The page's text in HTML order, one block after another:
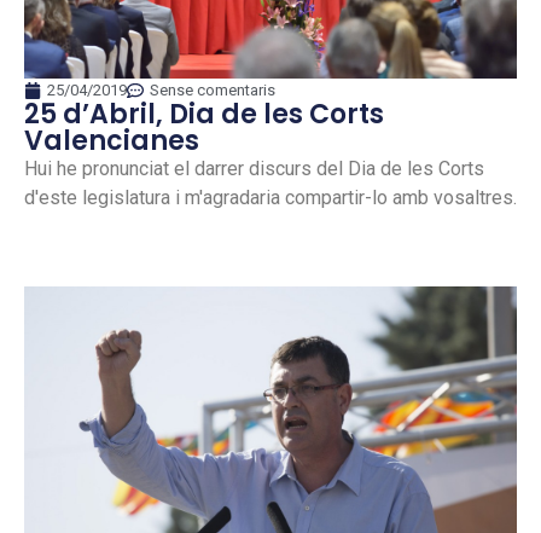
25/04/2019 Sense comentaris
25 d’Abril, Dia de les Corts
Valencianes
Hui he pronunciat el darrer discurs del Dia de les Corts
d'este legislatura i m'agradaria compartir-lo amb vosaltres.